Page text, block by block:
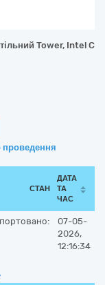
Tower, Intel
СТАН
ДАТА
ТА
ЧАС
07-05-
2026,
12:16:34